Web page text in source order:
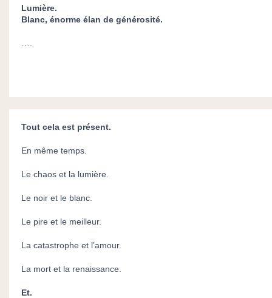
Lumière.
Blanc, énorme élan de générosité.
Tout cela est présent.
En même temps.
Le chaos et la lumière.
Le noir et le blanc.
Le pire et le meilleur.
La catastrophe et l’amour.
La mort et la renaissance.
Et.